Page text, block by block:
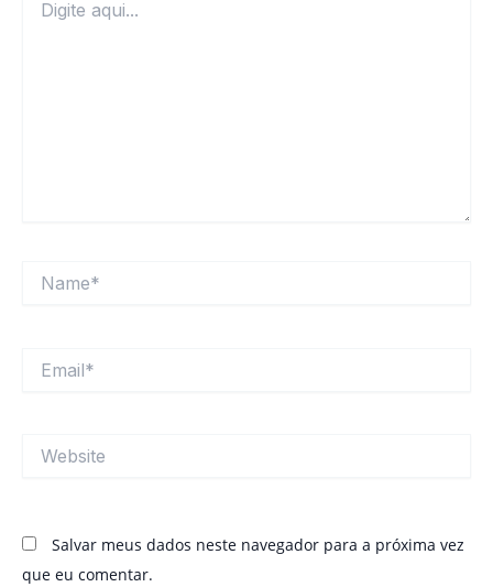
aqui...
Salvar meus dados neste navegador para a próxima vez
que eu comentar.